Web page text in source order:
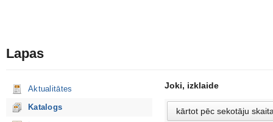
Lapas
Aktualitātes
Katalogs
Joki, izklaide